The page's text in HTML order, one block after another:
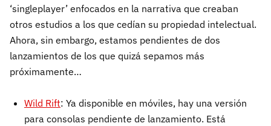
‘singleplayer’ enfocados en la narrativa que creaban
otros estudios a los que cedían su propiedad intelectual.
Ahora, sin embargo, estamos pendientes de dos
lanzamientos de los que quizá sepamos más
próximamente…
Wild Rift: Ya disponible en móviles, hay una versión
para consolas pendiente de lanzamiento. Está